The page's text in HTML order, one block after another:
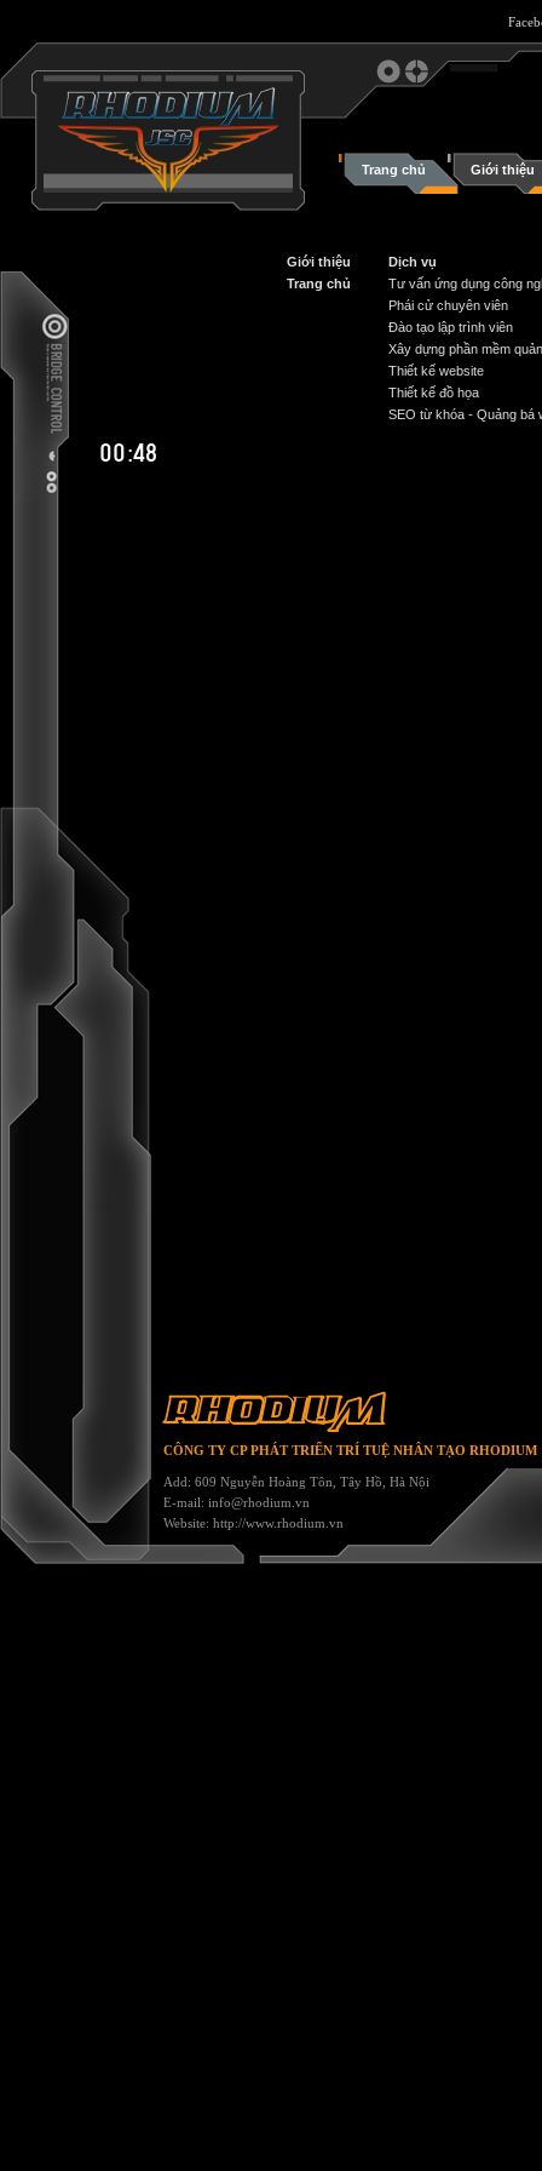
Trang chủ Giới thiệu
00:48
Dịch vụ
Tư vấn ứng dụng công
Phái cử chuyên viên
Đào tạo lập trình viên
Xây dựng phần mềm
Thiết kế website
Thiết kế đồ họa
SEO từ khóa - Quảng bá
Giới thiệu
Trang chủ
RHODIUM
CÔNG TY CP PHÁT TRIỂN TRÍ TUỆ NHÂN TẠO RHODIUM
Add: 609 Nguyễn Hoàng Tôn, Tây Hồ, Hà Nội
E-mail: info@rhodium.vn
Website: http://www.rhodium.vn